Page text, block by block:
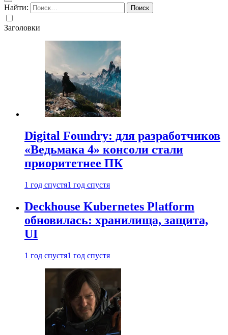
Найти:
Заголовки
Digital Foundry: для разработчиков
«Ведьмака 4» консоли стали
приоритетнее ПК
1 год спустя1 год спустя
Deckhouse Kubernetes Platform
обновилась: хранилища, защита,
UI
1 год спустя1 год спустя